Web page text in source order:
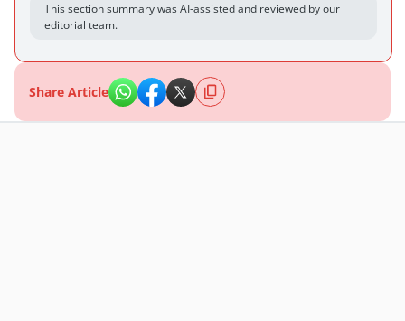
This section summary was AI-assisted and reviewed by our
editorial team.
Share Article